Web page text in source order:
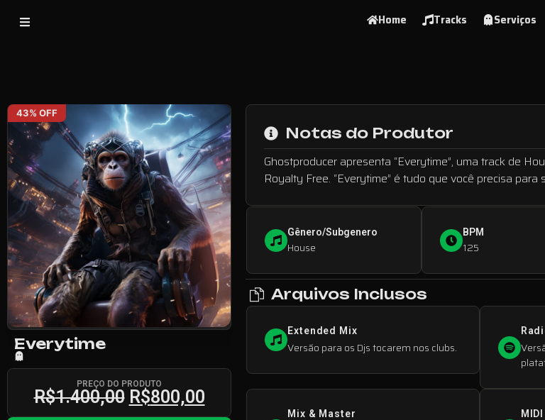
Home Tracks Serviços
43% OFF
Everytime
PREÇO DO PRODUTO
R$1.400,00 R$800,00
Notas do Produtor
Ghostproducer apresenta “Everytime”, uma track de
Royalty Free. “Everytime” é tudo que você precisa
Gênero/Subgenero
House
BPM
125
Arquivos Inclusos
Extended Mix
Versão para os Djs tocarem nos clubs.
Mix & Master MIDI